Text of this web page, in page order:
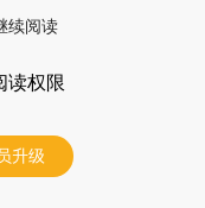
续阅读
读权限
升级